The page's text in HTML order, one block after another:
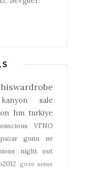
hiswardrobe
kanyon
sale
hm turkiye
VFNO
pazar gunu ne
night out
goze sener